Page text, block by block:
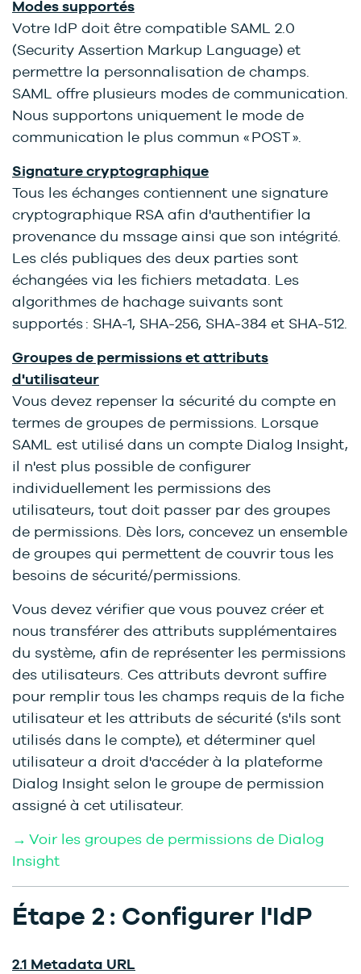
Modes supportés
Votre IdP doit être compatible SAML 2.0
(Security Assertion Markup Language) et
permettre la personnalisation de champs.
SAML offre plusieurs modes de communication.
Nous supportons uniquement le mode de
communication le plus commun « POST ».
Signature cryptographique
Tous les échanges contiennent une signature
cryptographique RSA afin d'authentifier la
provenance du mssage ainsi que son intégrité.
Les clés publiques des deux parties sont
échangées via les fichiers metadata. Les
algorithmes de hachage suivants sont
supportés : SHA-1, SHA-256, SHA-384 et SHA-512.
Groupes de permissions et attributs
d'utilisateur
Vous devez repenser la sécurité du compte en
termes de groupes de permissions. Lorsque
SAML est utilisé dans un compte Dialog Insight,
il n'est plus possible de configurer
individuellement les permissions des
utilisateurs, tout doit passer par des groupes
de permissions. Dès lors, concevez un ensemble
de groupes qui permettent de couvrir tous les
besoins de sécurité/permissions.
Vous devez vérifier que vous pouvez créer et
nous transférer des attributs supplémentaires
du système, afin de représenter les permissions
des utilisateurs. Ces attributs devront suffire
pour remplir tous les champs requis de la fiche
utilisateur et les attributs de sécurité (s'ils sont
utilisés dans le compte), et déterminer quel
utilisateur a droit d'accéder à la plateforme
Dialog Insight selon le groupe de permission
assigné à cet utilisateur.
→ Voir les groupes de permissions de Dialog
Insight
Étape 2 : Configurer l'IdP
2.1 Metadata URL